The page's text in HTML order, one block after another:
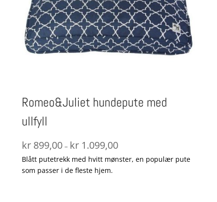
Romeo&Juliet hundepute med
ullfyll
kr899,00 – kr1.099,00Prisområde:
til
Blått putetrekk med hvitt mønster, en populær pute
som passer i de fleste hjem.